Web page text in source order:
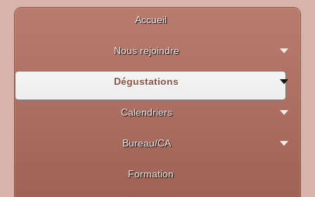
Accueil
Nous rejoindre
Dégustations
Calendriers
Bureau/CA
Formation